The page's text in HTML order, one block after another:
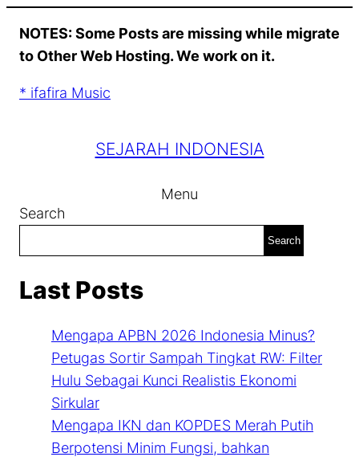
content
NOTES: Some Posts are missing while migrate
to Other Web Hosting. We work on it.
* ifafira Music
SEJARAH INDONESIA
Menu
Search
Search
Last Posts
Mengapa APBN 2026 Indonesia Minus?
Petugas Sortir Sampah Tingkat RW: Filter
Hulu Sebagai Kunci Realistis Ekonomi
Sirkular
Mengapa IKN dan KOPDES Merah Putih
Berpotensi Minim Fungsi, bahkan